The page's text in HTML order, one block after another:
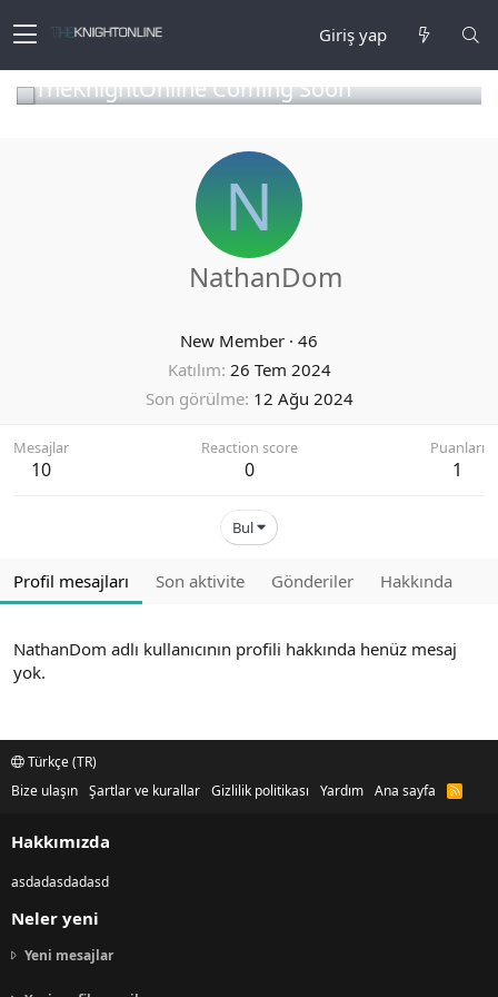
Giriş yap
TheKnightOnline Coming Soon
N
NathanDom
New Member · 46
Katılım 26 Tem 2024
Son görülme 12 Ağu 2024
Mesajlar
10
Reaction score
0
Puanları
1
Bul
Profil mesajları Son aktivite Gönderiler Hakkında
NathanDom adlı kullanıcının profili hakkında henüz mesaj
yok.
Türkçe (TR)
Bize ulaşın Şartlar ve kurallar Gizlilik politikası Yardım Ana sayfa
R
Hakkımızda
asdadasdadasd
Neler yeni
Yeni mesajlar